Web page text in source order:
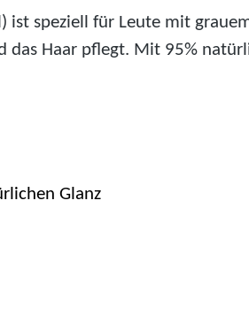
ist speziell für Leute mit
Haar pflegt. Mit 95%
Glanz